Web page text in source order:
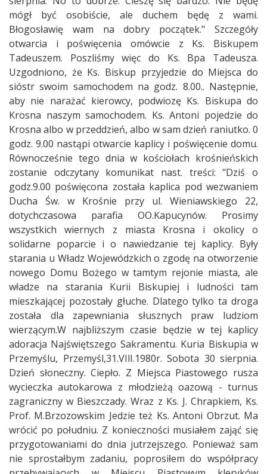
mógł być osobiście, ale duchem będę z wami.
Błogosławię wam na dobry początek." Szczegóły
otwarcia i poświęcenia omówcie z Ks. Biskupem
Tadeuszem. Poszliśmy więc do Ks. Bpa Tadeusza.
Uzgodniono, że Ks. Biskup przyjedzie do Miejsca do
sióstr swoim samochodem na godz. 8.00.. Następnie,
aby nie narażać kierowcy, podwiozę Ks. Biskupa do
Krosna naszym samochodem. Ks. Antoni pojedzie do
Krosna albo w przeddzień, albo w sam dzień raniutko. 0
godz. 9.00 nastąpi otwarcie kaplicy i poświęcenie domu.
Równocześnie tego dnia w kościołach krośnieńskich
zostanie odczytany komunikat nast. treści: "Dziś o
godz.9.00 poświęcona została kaplica pod wezwaniem
Ducha Św. w Krośnie przy ul. Wieniawskiego 22,
dotychczasowa parafia OO.Kapucynów. Prosimy
wszystkich wiernych z miasta Krosna i okolicy o
solidarne poparcie i o nawiedzanie tej kaplicy. Były
starania u Władz Wojewódzkich o zgodę na otworzenie
nowego Domu Bożego w tamtym rejonie miasta, ale
władze na starania Kurii Biskupiej i ludności tam
mieszkającej pozostały głuche. Dlatego tylko ta droga
została dla zapewniania słusznych praw ludziom
wierzącym.W najbliższym czasie będzie w tej kaplicy
adoracja Najświętszego Sakramentu. Kuria Biskupia w
Przemyślu, Przemyśl,31.VIlI.1980r. Sobota 30 sierpnia.
Dzień słoneczny. Ciepło. Z Miejsca Piastowego rusza
wycieczka autokarowa z młodzieżą oazową - turnus
zagraniczny w Bieszczady. Wraz z Ks. J. Chrapkiem, Ks.
Prof. M.Brzozowskim Jedzie też Ks. Antoni Obrzut. Ma
wrócić po południu. Z konieczności musiałem zająć się
przygotowaniami do dnia jutrzejszego. Ponieważ sam
nie sprostałbym zadaniu, poprosiłem do współpracy